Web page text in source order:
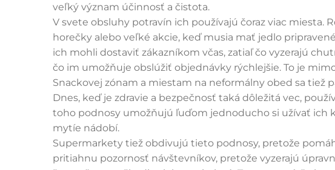
veľký význam účinnosť a čistota.
V svete obsluhy potravín ich používajú čoraz viac miesta.
horečky alebo veľké akcie, keď musia mať jedlo
ich mohli dostaviť zákazníkom včas, zatiaľ čo vyzerajú
čo im umožňuje obslúžiť objednávky rýchlejšie. To je
Snackovej zónam a miestam na neformálny obed sa tiež
Dnes, keď je zdravie a bezpečnosť taká dôležitá vec,
toho podnosy umožňujú ľuďom jednoducho si užívať ich
mytíe nádobí.
Supermarkety tiež obdivujú tieto podnosy, pretože
pritiahnu pozornosť návštevníkov, pretože vyzerajú